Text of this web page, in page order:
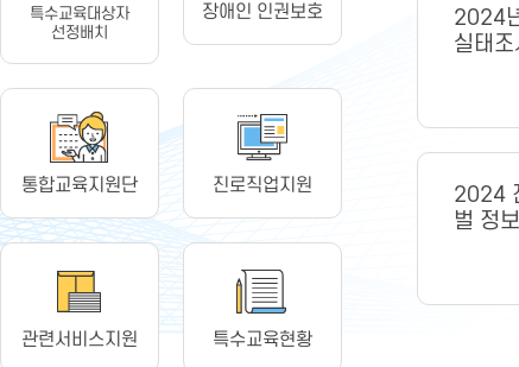
특수교육대상자
선정배치
장애인 인권보호
통합교육지원단 진로직업지원
관련서비스지원 특수교육현황
2024
실태
2024
벌 정